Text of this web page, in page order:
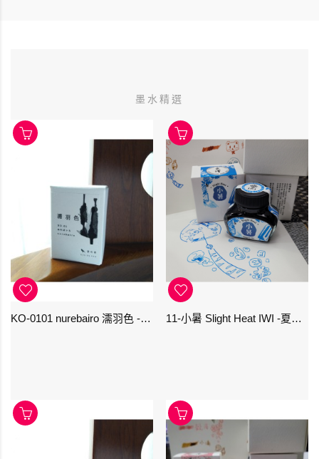
墨水精選
KO-0101 nurebairo 濡羽色 -日本名牌京の音樽裝鋼筆墨水40ml 4573356130012 11-小暑 Slight Heat IWI -夏季-24節氣色澤鋼筆墨水